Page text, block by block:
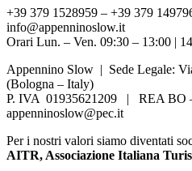
+39 379 1528959 – +39 379
info@appenninoslow.it
Orari Lun. – Ven. 09:30 – 13:00 |
Appennino Slow | Sede Legale:
(Bologna – Italy)
P. IVA 01935621209 | REA BO
appenninoslow@pec.it
Per i nostri valori siamo diventati
AITR, Associazione Italiana